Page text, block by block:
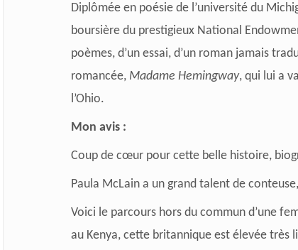
Diplômée en poésie de l’université du
boursière du prestigieux National
poèmes, d’un essai, d’un roman jamais
romancée, Madame Hemingway, qui lui a
l’Ohio.
Mon avis :
Coup de cœur pour cette belle histoire,
Paula McLain a un grand talent de
Voici le parcours hors du commun d’une
au Kenya, cette britannique est élevée très